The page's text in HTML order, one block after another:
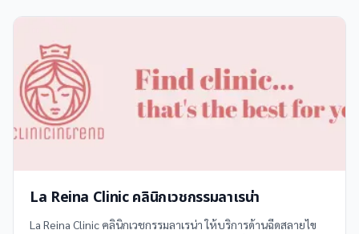
La Reina Clinic คลินิกเวชกรรมลาเรน่า
La Reina Clinic คลินิกเวชกรรมลาเรน่า ให้บริการด้านฉีดสลายไข